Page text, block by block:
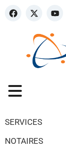
SERVICES
NOTAIRES